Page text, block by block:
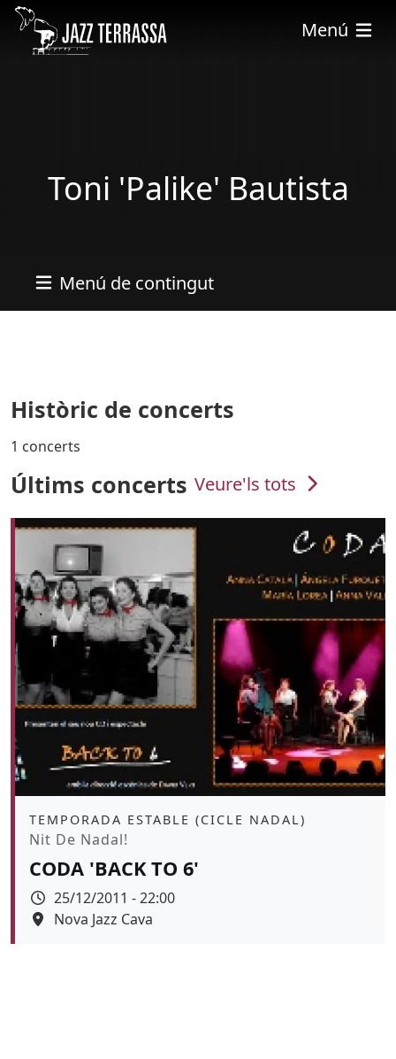
Pasar al contenido principal
Menú
Toni 'Palike' Bautista
Menú de contingut
Històric de concerts
1 concerts
Últims concerts Veure'ls tots
Àmbit
TEMPORADA ESTABLE (CICLE NADAL)
Promoció
Nit De Nadal!
CODA 'BACK TO 6'
Data
25/12/2011 - 22:00
Espai
Nova Jazz Cava